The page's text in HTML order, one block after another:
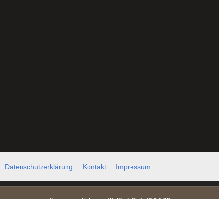
Datenschutzerklärung Kontakt Impressum